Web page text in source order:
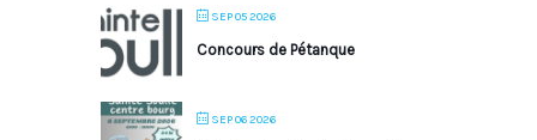
SEP 05 2026
Concours de Pétanque
SEP 06 2026